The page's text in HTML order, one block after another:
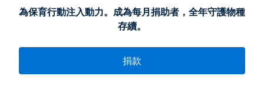
為保育行動注入動力。成為每月捐助者，全年守護物種
存續。
捐款